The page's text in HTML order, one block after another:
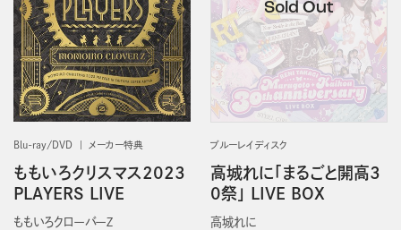
Blu-ray/DVD メーカー特典
ももいろクリスマス2023
PLAYERS LIVE
ももいろクローバーＺ
ブルーレイディスク
高城れに「まるごと開高3
0祭」 LIVE BOX
高城れに